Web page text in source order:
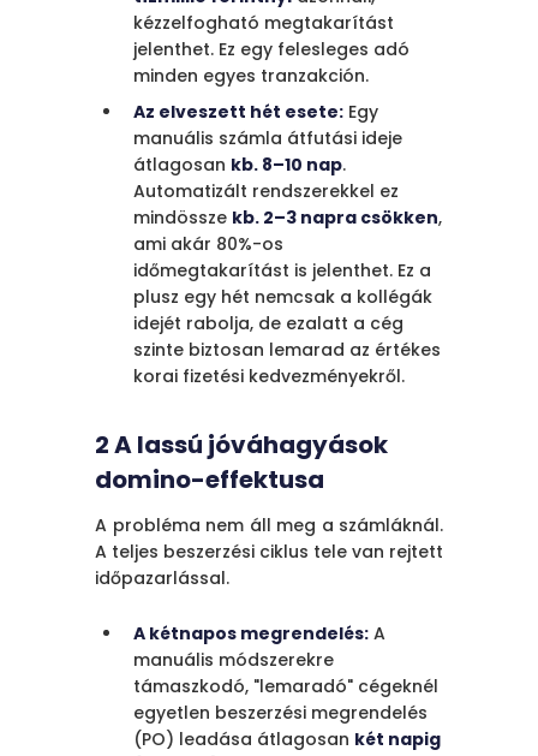
stratégiai befektetés,
ami 300-500%-os
megtérülést biztosít 18
hónapon belül.
Felszabadítja a
tehetséges
munkatársakat a
repetitív feladatok alól,
hogy stratégiai munkára
koncentrálhassanak,
90%-kal csökkenti a
hibákat, és felkészíti a
céget az AI-vezérelt
jövőre.
késlekedő hónap
további ezreket emészt
fel a folytatódó
hatékonysághiány miatt.
Hagyja abba ennek a
rejtett adónak a
a beszerzést
költséghelyből profit-
generátorrá.
kézzelfogható megtakarítást
jelenthet. Ez egy felesleges adó
minden egyes tranzakción.
Az elveszett hét esete: Egy
manuális számla átfutási ideje
átlagosan kb. 8–10 nap.
Automatizált rendszerekkel ez
mindössze kb. 2–3 napra csökken,
ami akár 80%-os
időmegtakarítást is jelenthet. Ez a
plusz egy hét nemcsak a kollégák
idejét rabolja, de ezalatt a cég
szinte biztosan lemarad az értékes
korai fizetési kedvezményekről.
2 A lassú jóváhagyások
domino-effektusa
A probléma nem áll meg a számláknál.
A teljes beszerzési ciklus tele van rejtett
időpazarlással.
A kétnapos megrendelés: A
manuális módszerekre
támaszkodó, "lemaradó" cégeknél
egyetlen beszerzési megrendelés
(PO) leadása átlagosan két napig